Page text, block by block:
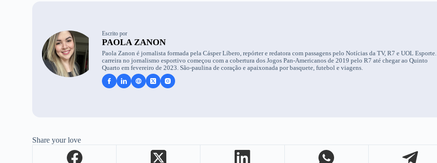
Escrito por
PAOLA ZANON
Paola Zanon é jornalista formada pela Cásper Líbero, repórter e redatora com passagens pelo Notícias da TV, R7 e UOL
carreira no jornalismo esportivo começou com a cobertura dos Jogos Pan-Americanos de 2019 pelo R7 até chegar ao Quinto
Quarto em fevereiro de 2023. São-paulina de coração e apaixonada por basquete, futebol e viagens.
Share your love